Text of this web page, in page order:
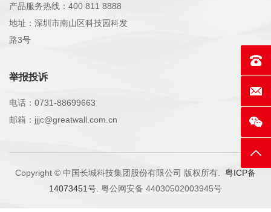
产品服务热线：400 811 8888
地址：深圳市南山区科技园科发
路3号
举报投诉
电话：0731-88699663
邮箱：jjjc@greatwall.com.cn
Copyright © 中国长城科技集团股份有限公司 版权所有. 粤ICP备
14073451号. 粤公网安备 44030502003945号
联系
E-
返回